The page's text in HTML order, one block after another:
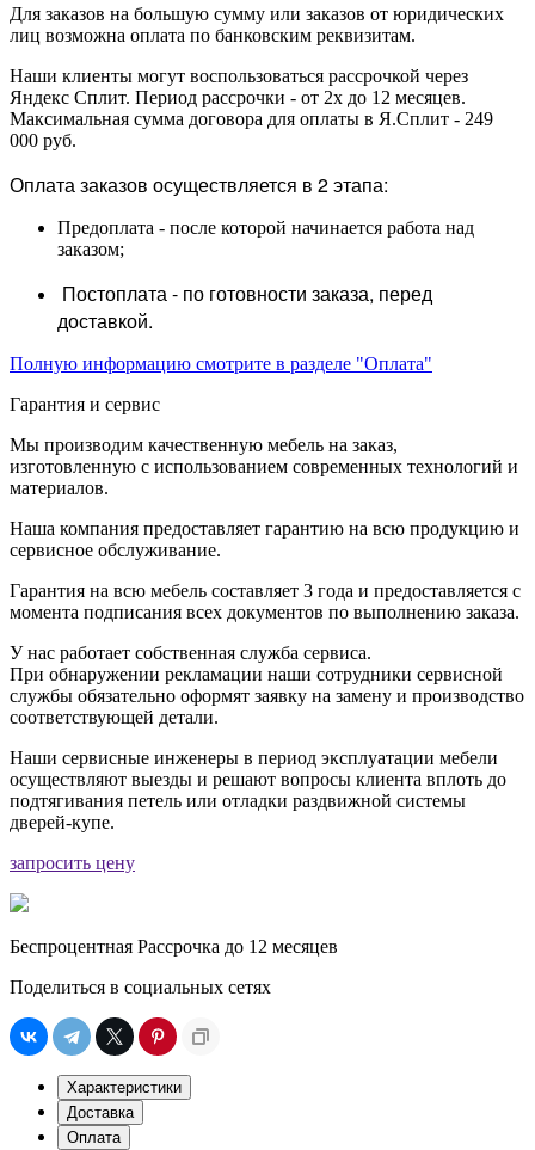
Для заказов на большую сумму или заказов от юридических
лиц возможна оплата по банковским реквизитам.
Наши клиенты могут воспользоваться рассрочкой через
Яндекс Сплит. Период рассрочки - от 2х до 12 месяцев.
Максимальная сумма договора для оплаты в Я.Сплит - 249
000 руб.
Оплата заказов осуществляется в 2 этапа:
Предоплата - после которой начинается работа над
заказом;
Постоплата - по готовности заказа, перед
доставкой.
Полную информацию смотрите в разделе "Оплата"
Гарантия и сервис
Мы производим качественную мебель на заказ,
изготовленную с использованием современных технологий и
материалов.
Наша компания предоставляет гарантию на всю продукцию и
сервисное обслуживание.
Гарантия на всю мебель составляет 3 года и предоставляется с
момента подписания всех документов по выполнению заказа.
У нас работает собственная служба сервиса.
При обнаружении рекламации наши сотрудники сервисной
службы обязательно оформят заявку на замену и производство
соответствующей детали.
Наши сервисные инженеры в период эксплуатации мебели
осуществляют выезды и решают вопросы клиента вплоть до
подтягивания петель или отладки раздвижной системы
дверей-купе.
запросить цену
Беспроцентная Рассрочка до 12 месяцев
Поделиться в социальных сетях
Характеристики
Доставка
Оплата